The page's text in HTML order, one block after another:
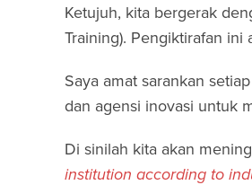
Ketujuh, kita bergerak
Training). Pengiktirafan
Saya amat sarankan
dan agensi inovasi untuk
Di sinilah kita akan
institution according to